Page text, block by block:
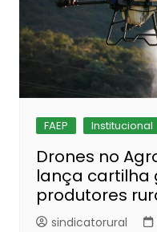
FAEP Institucional
Drones no
lança cartilha
produtores
sindicatorural